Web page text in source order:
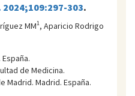
2024;109:297-303.
MM1, Aparicio Rodrigo
de Medicina.
Madrid. Madrid. España.